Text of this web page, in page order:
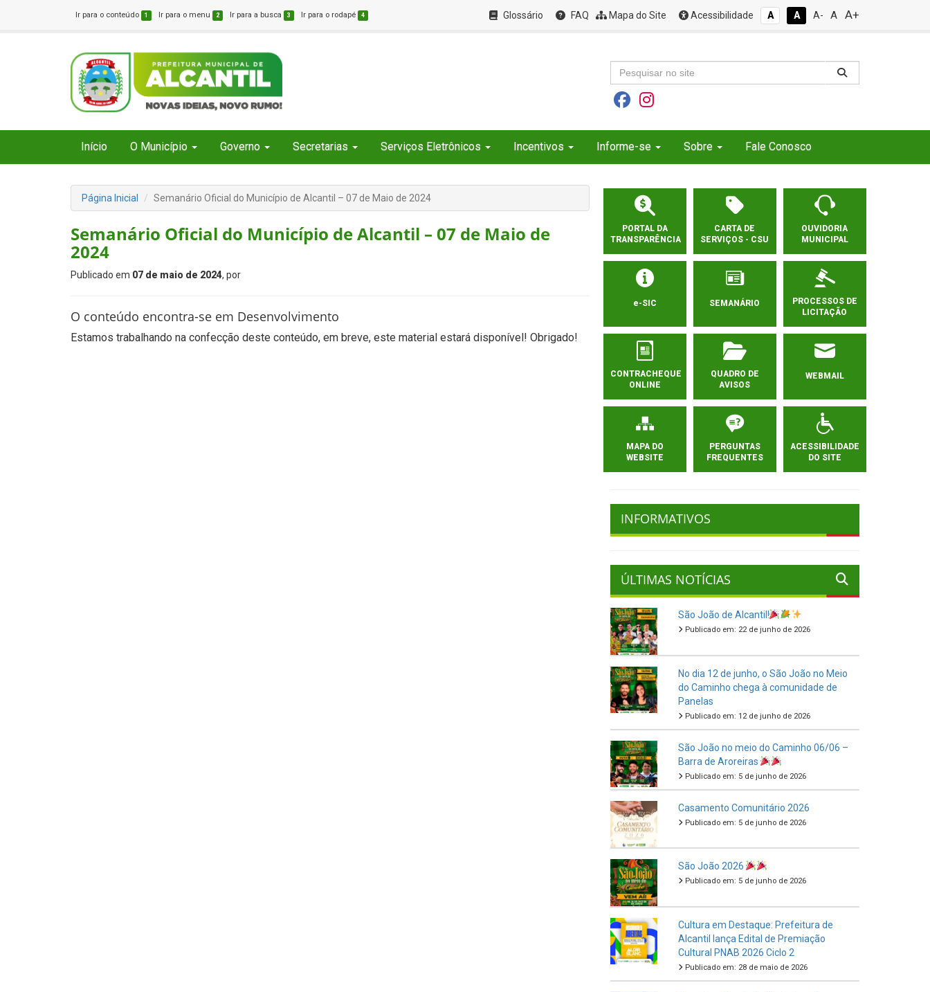
Ir para o conteúdo 1 Ir para o menu 2 Ir para a busca 3 Ir para o rodapé 4 Glossário FAQ Mapa do Site Acessibilidade A A A- A A+
Início O Município Governo Secretarias Serviços Eletrônicos Incentivos Informe-se Sobre Fale Conosco
Página Inicial Semanário Oficial do Município de Alcantil – 07 de Maio de 2024
Semanário Oficial do Município de Alcantil – 07 de Maio de
2024
Publicado em 07 de maio de 2024, por
O conteúdo encontra-se em Desenvolvimento
Estamos trabalhando na confecção deste conteúdo, em breve, este material estará disponível! Obrigado!
PORTAL DA
TRANSPARÊNCIA
CARTA DE
SERVIÇOS - CSU
OUVIDORIA
MUNICIPAL
e-SIC SEMANÁRIO
PROCESSOS DE
LICITAÇÃO
CONTRACHEQUE
ONLINE
QUADRO DE
AVISOS
WEBMAIL
MAPA DO
WEBSITE
PERGUNTAS
FREQUENTES
ACESSIBILIDADE
DO SITE
INFORMATIVOS
ÚLTIMAS NOTÍCIAS
São João de Alcantil!
Publicado em: 22 de junho de 2026
No dia 12 de junho, o São João no Meio
do Caminho chega à comunidade de
Panelas
Publicado em: 12 de junho de 2026
São João no meio do Caminho 06/06 –
Barra de Aroreiras
Publicado em: 5 de junho de 2026
Casamento Comunitário 2026
Publicado em: 5 de junho de 2026
São João 2026
Publicado em: 5 de junho de 2026
Cultura em Destaque: Prefeitura de
Alcantil lança Edital de Premiação
Cultural PNAB 2026 Ciclo 2
Publicado em: 28 de maio de 2026